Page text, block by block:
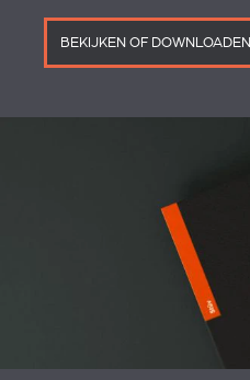
BEKIJKEN OF DOWNLOADEN